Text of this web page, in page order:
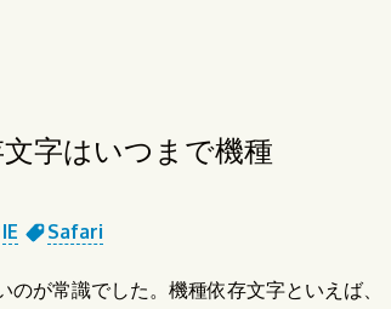
字はいつまで機種
IE Safari
が常識でした。機種依存文字といえば、